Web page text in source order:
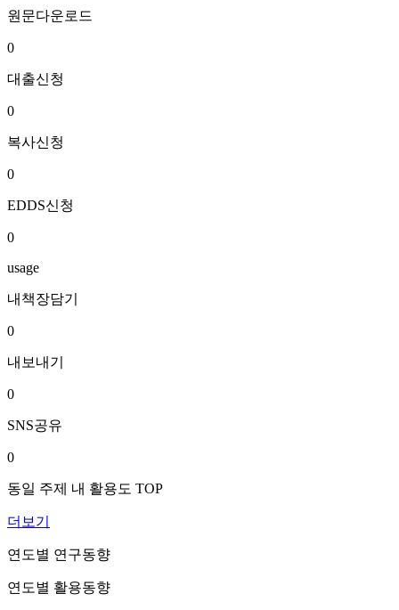
원문다운로드
0
대출신청
0
복사신청
0
EDDS신청
0
usage
내책장담기
0
내보내기
0
SNS공유
0
동일 주제 내 활용도 TOP
더보기
연도별 연구동향
연도별 활용동향